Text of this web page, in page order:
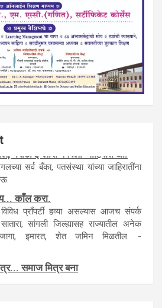
इंग्लीश पेपरला जाहिरात द्या.
सर्व बँका, पतसंस्था यांच्या जाहिरातींना
काँल करा.
प्राँपर्टी हव्या असल्यास आजच संपर्क
सांगली जिल्ह्यासह राज्यातील अनेक
जागा, इमारत, शेत जमिन मिळतील. -